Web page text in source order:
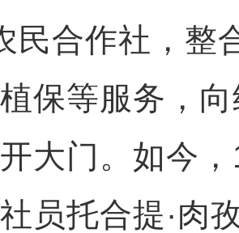
民合作社，整
保等服务，
大门。如今
员托合提·肉